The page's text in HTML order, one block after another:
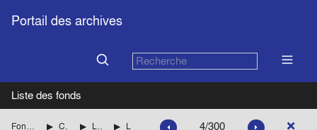
Portail des archives
Liste des fonds
Fonds Jean Monnet : Comité d'action, correspondance CENTRE DE RECHERCHES EUROPEENNES DE LAUSANNE Liste des personnalités et Correspondance avec Henri RIEBEN jusqu'en 1960 inclus. Lettre de J.-P. Gonvers à F. Duchêne. Manuscrite. 4/300